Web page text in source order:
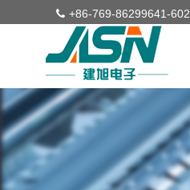
+86-769-86299641-602